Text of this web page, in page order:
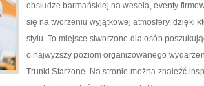
obsłudze barmańskiej na wesela, eventy
się na tworzeniu wyjątkowej atmosfery, dzięki
stylu. To miejsce stworzone dla osób
o najwyższy poziom organizowanego
Trunki Starzone. Na stronie można znaleźć